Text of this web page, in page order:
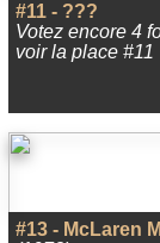
#11 - ???
Votez encore 4
voir la place #11
#13 - McLaren